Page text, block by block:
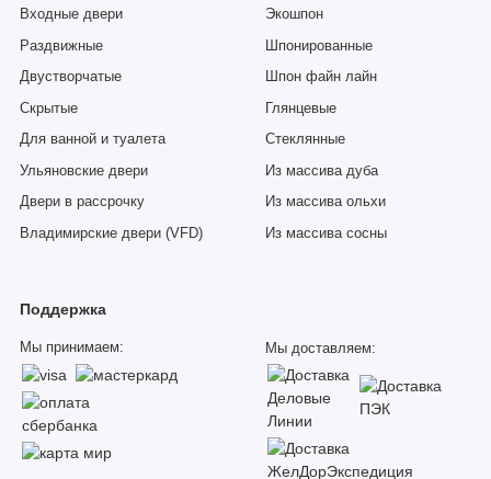
Входные двери
Раздвижные
Двустворчатые
Скрытые
Для ванной и туалета
Ульяновские двери
Двери в рассрочку
Владимирские двери (VFD)
Экошпон
Шпонированные
Шпон файн лайн
Глянцевые
Стеклянные
Из массива дуба
Из массива ольхи
Из массива сосны
Поддержка
Мы принимаем: Мы доставляем: